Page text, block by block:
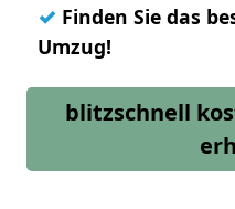
✓ Finden Sie das
Umzug!
blitzschnell